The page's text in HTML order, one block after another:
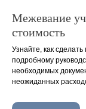
Межевание
стоимость
Узнайте, как
подробному
необходимых
неожиданных